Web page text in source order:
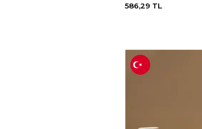
586,29 TL